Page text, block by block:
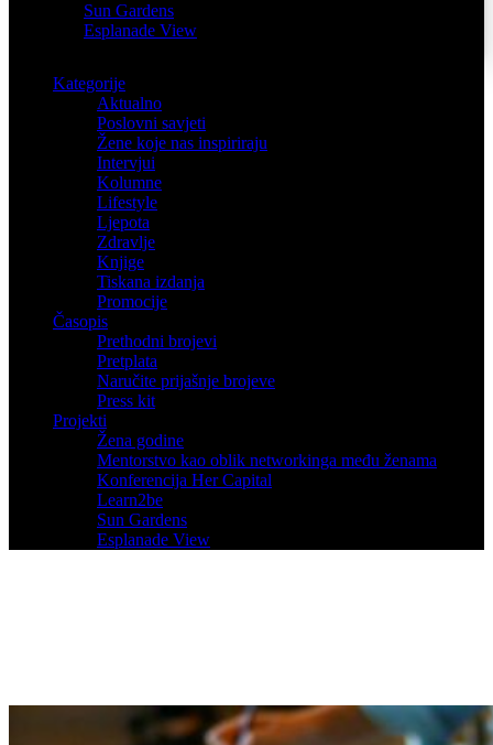
Sun Gardens
Esplanade View
Kategorije
Aktualno
Poslovni savjeti
Žene koje nas inspiriraju
Intervjui
Kolumne
Lifestyle
Ljepota
Zdravlje
Knjige
Tiskana izdanja
Promocije
Časopis
Prethodni brojevi
Pretplata
Naručite prijašnje brojeve
Press kit
Projekti
Žena godine
Mentorstvo kao oblik networkinga među ženama
Konferencija Her Capital
Learn2be
Sun Gardens
Esplanade View